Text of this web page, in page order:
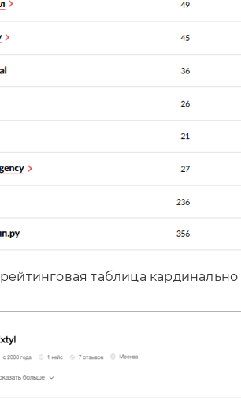
рейтинговая таблица кардинально